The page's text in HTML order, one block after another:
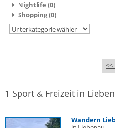
Nightlife (0)
Shopping (0)
<<
1 Sport & Freizeit in
Wandern